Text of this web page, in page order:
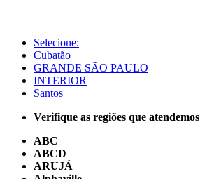
Selecione:
Cubatão
GRANDE SÃO PAULO
INTERIOR
Santos
Verifique as regiões que atendemos
ABC
ABCD
ARUJÁ